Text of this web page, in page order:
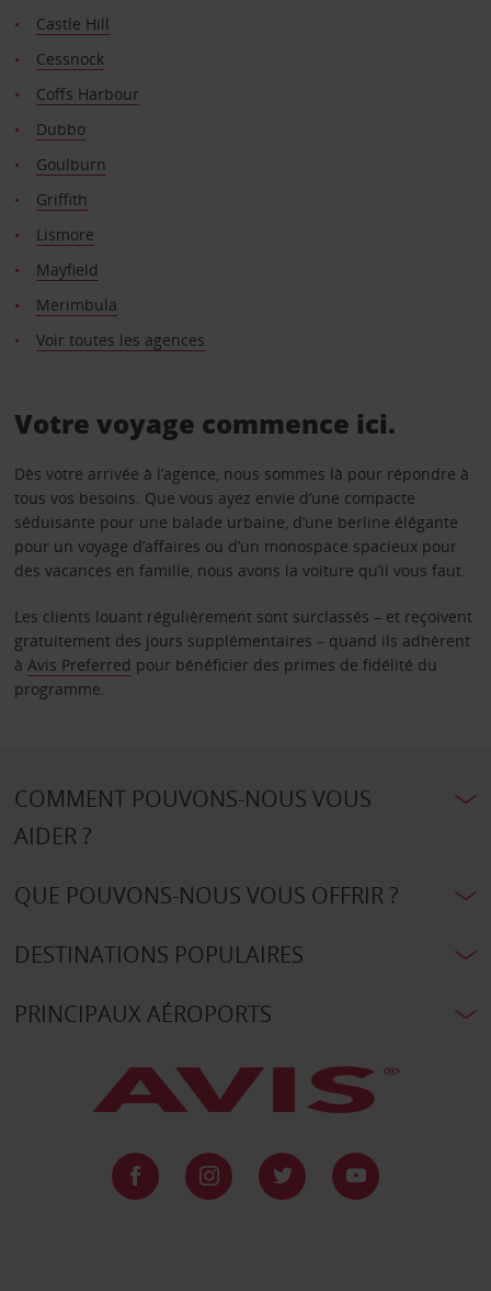
Castle Hill
Cessnock
Coffs Harbour
Dubbo
Goulburn
Griffith
Lismore
Mayfield
Merimbula
Voir toutes les agences
Votre voyage commence ici.
Dès votre arrivée à l’agence, nous sommes là pour répondre à
tous vos besoins. Que vous ayez envie d’une compacte
séduisante pour une balade urbaine, d’une berline élégante
pour un voyage d’affaires ou d’un monospace spacieux pour
des vacances en famille, nous avons la voiture qu’il vous faut.
Les clients louant régulièrement sont surclassés – et reçoivent
gratuitement des jours supplémentaires – quand ils adhèrent
à Avis Preferred pour bénéficier des primes de fidélité du
programme.
COMMENT POUVONS-NOUS VOUS
AIDER ?
QUE POUVONS-NOUS VOUS OFFRIR ?
DESTINATIONS POPULAIRES
PRINCIPAUX AÉROPORTS